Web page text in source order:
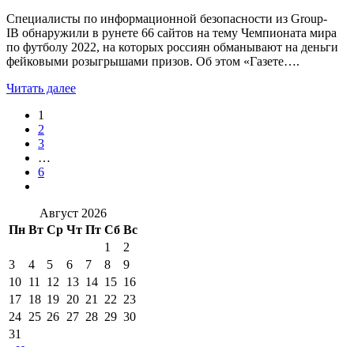
Специалисты по информационной безопасности из Group-
IB обнаружили в рунете 66 сайтов на тему Чемпионата мира
по футболу 2022, на которых россиян обманывают на деньги
фейковыми розыгрышами призов. Об этом «Газете….
Читать далее
1
2
3
…
6
Август 2026
Пн Вт Ср Чт Пт Сб Вс
1
2
3
4 5 6 7 8
9
10 11 12 13 14 15 16
17 18 19 20 21 22 23
24 25 26 27 28 29 30
31